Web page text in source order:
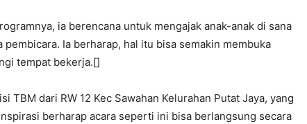
ia berencana untuk mengajak anak-anak di sana
Ia berharap, hal itu bisa semakin membuka
tempat bekerja.[]
TBM dari RW 12 Kec Sawahan Kelurahan Putat Jaya, yang
berharap acara seperti ini bisa berlangsung secara